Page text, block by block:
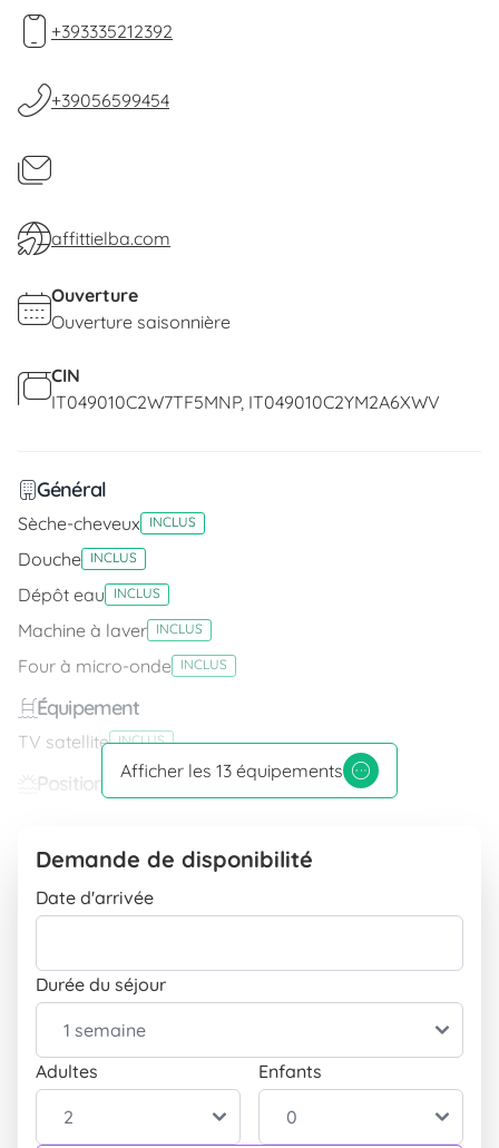
chaises et transats.
appartements et un
citerne privée.
+393335212392
+39056599454
affittielba.com
Ouverture
Ouverture saisonnière
CIN
IT049010C2W7TF5MNP IT049010C2YM2A6XWV
Général
Sèche-cheveux INCLUS
Douche INCLUS
Dépôt eau INCLUS
Machine à laver INCLUS
Four à micro-onde INCLUS
Équipement
TV satellite INCLUS
Position
Isolés dans la nature INCLUS
Extérieur
Barbecue
Entrée indépendante INCLUS
Table et chaises pour le jardin
Parking INCLUS
Afficher les 13 équipements
Demande de disponibilité
Date d'arrivée
Durée du séjour
Adultes Enfants